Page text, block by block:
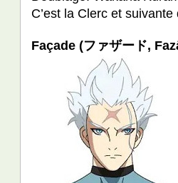
C’est la Clerc et suivante
Façade (ファザード,